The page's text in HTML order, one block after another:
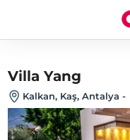
Villa Yang
Kalkan, Kaş, Antalya -